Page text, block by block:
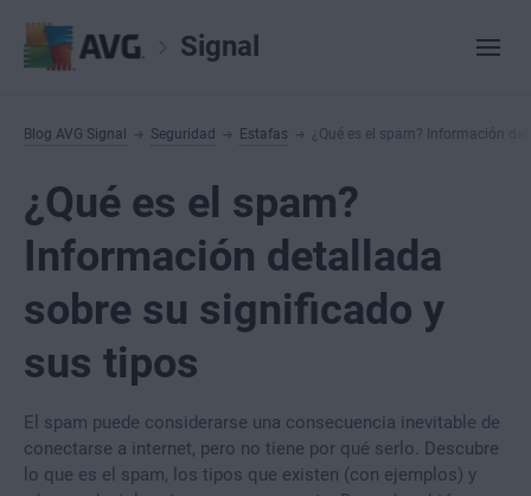
Signal
Blog AVG Signal Seguridad Estafas ¿Qué es el spam? Información
¿Qué es el spam?
Información detallada
sobre su significado y
sus tipos
El spam puede considerarse una consecuencia inevitable de
conectarse a internet, pero no tiene por qué serlo. Descubre
lo que es el spam, los tipos que existen (con ejemplos) y